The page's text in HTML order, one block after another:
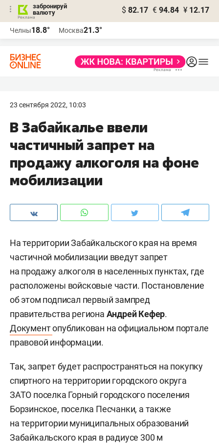
забронируй
валюту
$ 82.17 € 94.84 ¥ 12.17
Челны18.8° Москва21.3°
23 сентября 2022, 10:03
В Забайкалье ввели
частичный запрет на
продажу алкоголя на фоне
мобилизации
На территории Забайкальского края на время
частичной мобилизации введут запрет
на продажу алкоголя в населенных пунктах, где
расположены войсковые части. Постановление
об этом подписал первый зампред
правительства региона Андрей Кефер.
Документопубликован на официальном портале
правовой информации.
Так, запрет будет распространяться на покупку
спиртного на территории городского округа
ЗАТО поселка Горный городского поселения
Борзинское, поселка Песчанки, а также
на территории муниципальных образований
Забайкальского края в радиусе 300 м